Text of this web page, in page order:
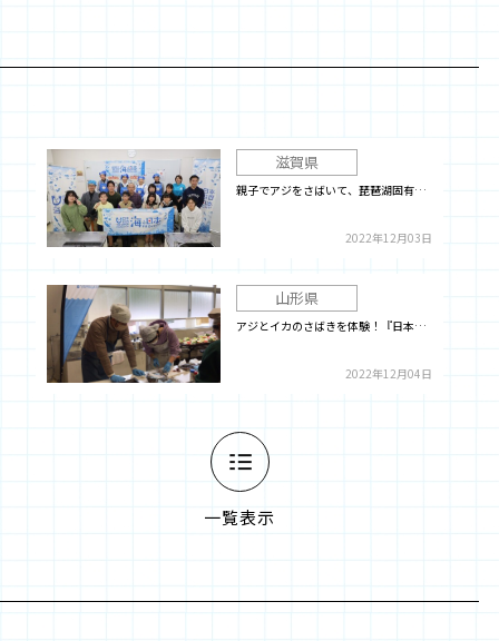
滋賀県
親子でアジをさばいて、琵琶湖固有…
2022年12月03日
一覧表示
山形県
アジとイカのさばきを体験！『日本…
2022年12月04日